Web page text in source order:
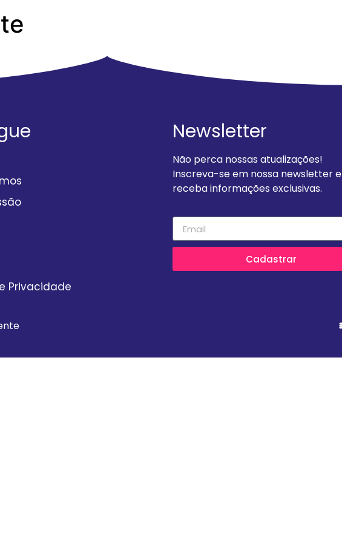
periodo-2019
Privacidade
Newsletter
Não perca nossas atualizações!
Inscreva-se em nossa newsletter e
receba informações exclusivas.
Cadastrar